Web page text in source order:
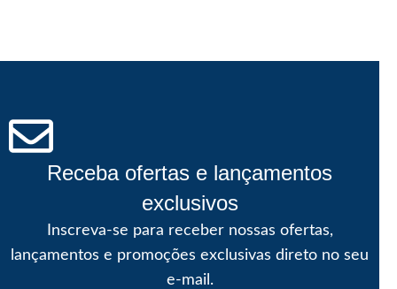
Receba ofertas e lançamentos
exclusivos
Inscreva-se para receber nossas ofertas,
lançamentos e promoções exclusivas direto no seu
e-mail.